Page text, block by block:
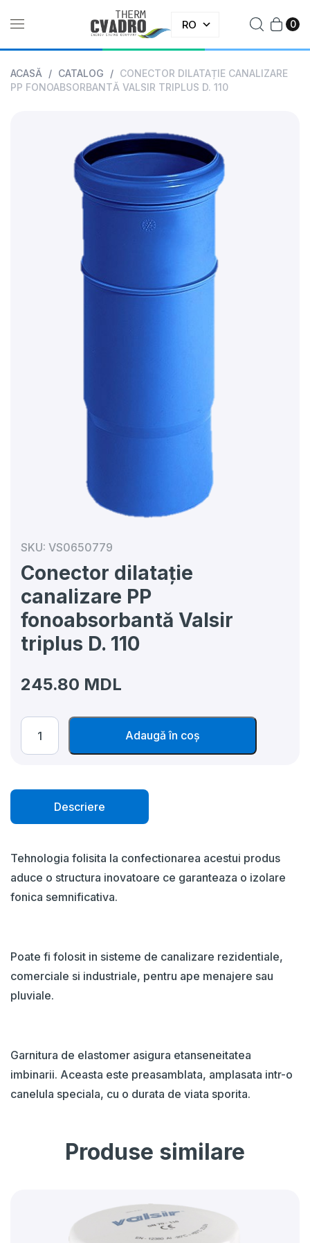
RO 0
ACASĂ / CATALOG / CONECTOR DILATAȚIE CANALIZARE
PP FONOABSORBANTĂ VALSIR TRIPLUS D. 110
SKU: VS0650779
Conector dilatație
canalizare PP
fonoabsorbantă Valsir
triplus D. 110
245.80 MDL
Cantitate
Conector
dilatație
fonoabsorbantă
Adaugă în coș
Descriere
Tehnologia folisita la confectionarea acestui produs
aduce o structura inovatoare ce garanteaza o izolare
fonica semnificativa.
Poate fi folosit in sisteme de canalizare rezidentiale,
comerciale si industriale, pentru ape menajere sau
pluviale.
Garnitura de elastomer asigura etanseneitatea
imbinarii. Aceasta este preasamblata, amplasata intr-o
canelula speciala, cu o durata de viata sporita.
Produse similare